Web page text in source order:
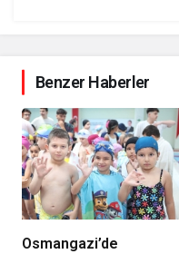
Benzer Haberler
Osmangazi’de